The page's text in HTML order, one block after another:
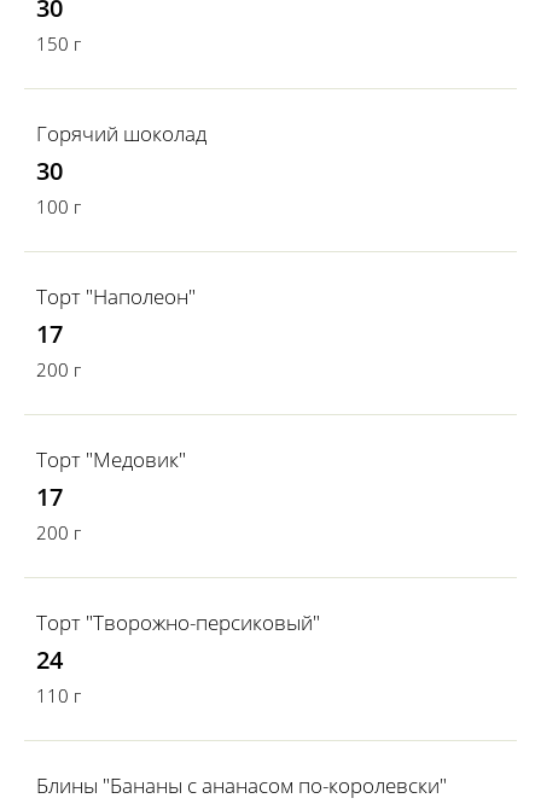
30
150 г
Горячий шоколад
30
100 г
Торт "Наполеон"
17
200 г
Торт "Медовик"
17
200 г
Торт "Творожно-персиковый"
24
110 г
Блины "Бананы с ананасом по-королевски"